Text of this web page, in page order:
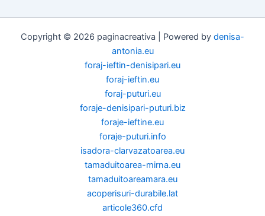
Copyright © 2026 paginacreativa | Powered by denisa-
antonia.eu
foraj-ieftin-denisipari.eu
foraj-ieftin.eu
foraj-puturi.eu
foraje-denisipari-puturi.biz
foraje-ieftine.eu
foraje-puturi.info
isadora-clarvazatoarea.eu
tamaduitoarea-mirna.eu
tamaduitoareamara.eu
acoperisuri-durabile.lat
articole360.cfd